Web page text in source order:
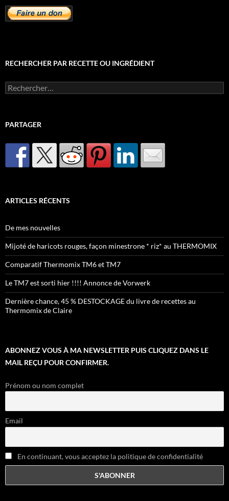
RECHERCHER PAR RECETTE OU INGRÉDIENT
Rechercher :
PARTAGER
ARTICLES RÉCENTS
De mes nouvelles
Mijoté de haricots rouges, façon minestrone * riz* au THERMOMIX
Comparatif Thermomix TM6 et TM7
Le TM7 est sorti hier !!!! Annonce de Vorwerk
Dernière chance, 45 % DESTOCKAGE du livre de recettes au
Thermomix de Claire
ABONNEZ VOUS À MA NEWSLETTER PUIS CLIQUEZ DANS LE
MAIL REÇU POUR CONFIRMER.
Prénom ou nom complet
Email
En continuant, vous acceptez la politique de confidentialité